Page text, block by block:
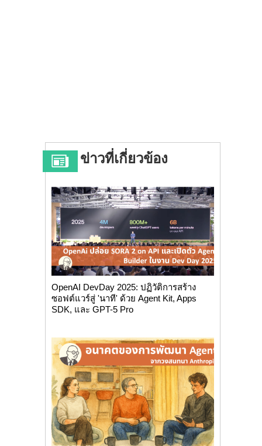
ข่าวที่เกี่ยวข้อง
OpenAI DevDay 2025: ปฏิวัติการสร้าง
ซอฟต์แวร์สู่ 'นาที' ด้วย Agent Kit, Apps
SDK, และ GPT-5 Pro